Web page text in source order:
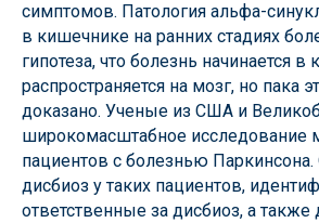
симптомов. Патология альфа-
в кишечнике на ранних стадиях
гипотеза, что болезнь начинается
распространяется на мозг, но пака
доказано. Ученые из США и
широкомасштабное исследование
пациентов с болезнью
дисбиоз у таких пациентов,
ответственные за дисбиоз, а также